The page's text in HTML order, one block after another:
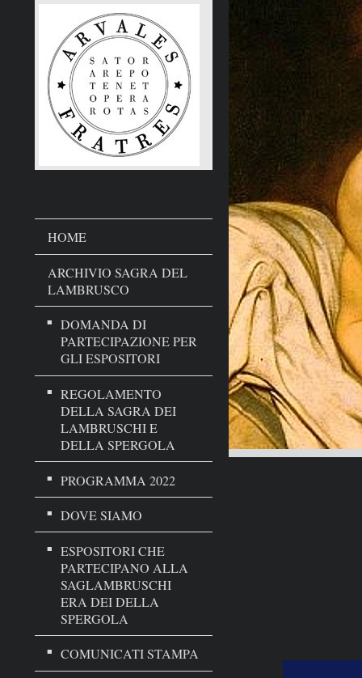
HOME
ARCHIVIO SAGRA DEL
LAMBRUSCO
DOMANDA DI
PARTECIPAZIONE PER
GLI ESPOSITORI
REGOLAMENTO
DELLA SAGRA DEI
LAMBRUSCHI E
DELLA SPERGOLA
PROGRAMMA 2022
DOVE SIAMO
ESPOSITORI CHE
PARTECIPANO ALLA
SAGLAMBRUSCHI
ERA DEI DELLA
SPERGOLA
COMUNICATI STAMPA